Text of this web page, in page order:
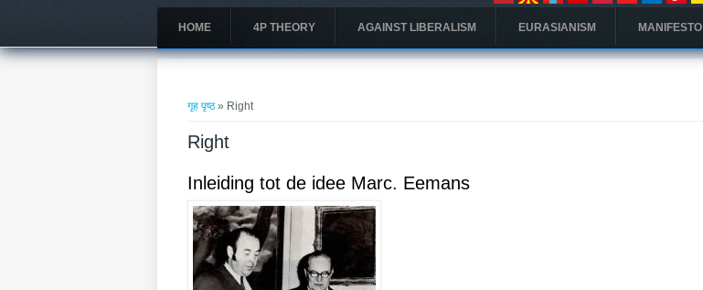
HOME 4P THEORY AGAINST LIBERALISM EURASIANISM MANIFESTO
गृह पृष्ठ» Right
Right
Inleiding tot de idee Marc. Eemans